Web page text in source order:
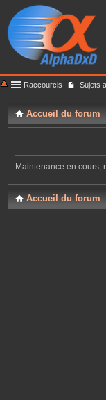
Raccourcis Sujets
Accueil du forum
Maintenance en cours,
Accueil du forum